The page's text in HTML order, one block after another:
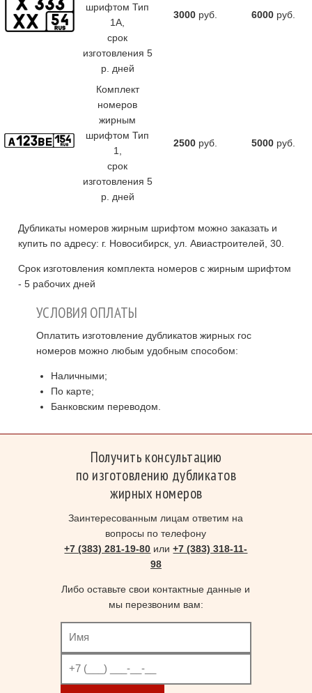
шрифтом Тип
1А,
cрок
изготовления 5
р. дней
3000 руб. 6000 руб.
Комплект
номеров
жирным
шрифтом Тип
1,
cрок
изготовления 5
р. дней
2500 руб. 5000 руб.
Дубликаты номеров жирным шрифтом можно заказать и
купить по адресу: г. Новосибирск, ул. Авиастроителей, 30.
Срок изготовления комплекта номеров с жирным шрифтом
- 5 рабочих дней
УСЛОВИЯ ОПЛАТЫ
Оплатить изготовление дубликатов жирных гос
номеров можно любым удобным способом:
Наличными;
По карте;
Банковским переводом.
Получить консультацию
по изготовлению дубликатов
жирных номеров
Заинтересованным лицам ответим на
вопросы по телефону
+7 (383) 281-19-80 или+7 (383) 318-11-
98
Либо оставьте свои контактные данные и
мы перезвоним вам: